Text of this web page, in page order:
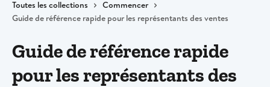
Toutes les collections
Commencer
Guide de référence rapide pour les représentants des ventes
Guide de référence rapide
pour les représentants des